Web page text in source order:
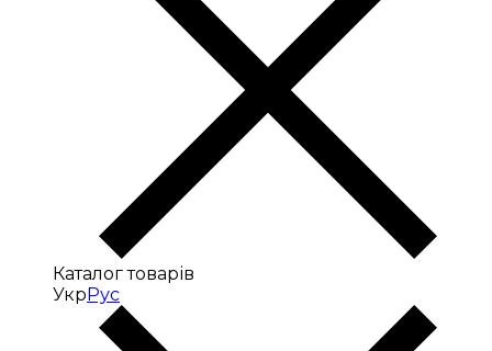
Каталог товарів
УкрРус